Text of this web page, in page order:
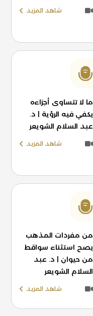
شاهد المزيد
ما لا تتساوى أجزاءه
يكفي فيه الرؤية | د.
عبد السلام الشويعر
شاهد المزيد
من مفردات المذهب
يصح استثناء سواقط
من حيوان | د. عبد
السلام الشويعر
شاهد المزيد